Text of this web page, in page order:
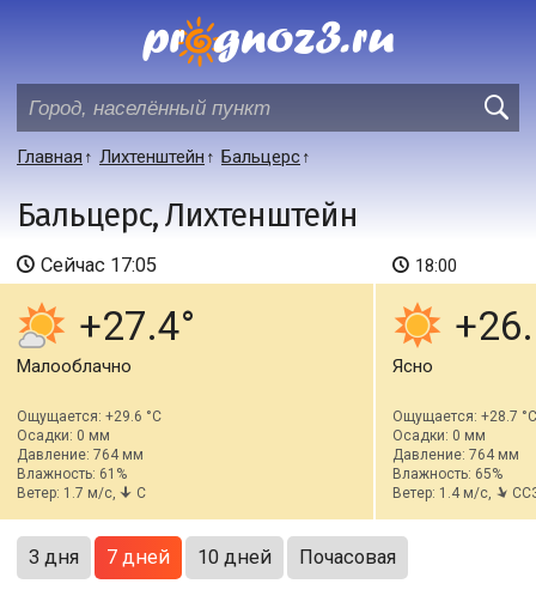
Главная Лихтенштейн Бальцерс
Бальцерс, Лихтенштейн
Сейчас 17:05
+27.4
Малооблачно
Ощущается: +29.6 °C
Осадки: 0 мм
Давление: 764 мм
Влажность: 61%
Ветер: 1.7 м/с,
С
18:00
Ясно
Ощущается: +28.7 °C
Осадки: 0 мм
Давление: 764 мм
Влажность: 65%
Ветер: 1.4 м/с,
3 дня 7 дней 10 дней Почасовая